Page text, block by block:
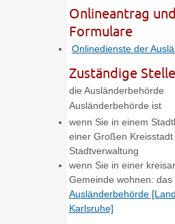
Onlineantrag und
Formulare
Onlinedienste der
Zuständige Stelle
die Ausländerbehörde
Ausländerbehörde ist
wenn Sie in einem
einer Großen
Stadtverwaltung
wenn Sie in einer
Gemeinde wohnen:
Ausländerbehörde
Karlsruhe]